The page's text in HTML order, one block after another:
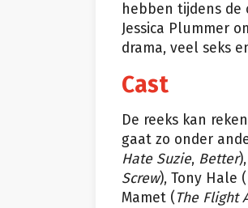
hebben tijdens de
Jessica Plummer
drama, veel seks
Cast
De reeks kan
gaat zo onder
Hate Suzie, Better
Screw), Tony Hale (
Mamet (The Flight